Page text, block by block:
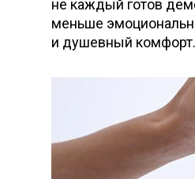
не каждый готов
меньше
и душевный комфорт.